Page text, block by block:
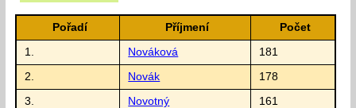
Pořadí Příjmení Počet
1. Nováková 181
2. Novák 178
3. Novotný 161